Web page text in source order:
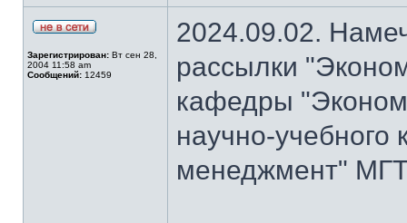
Зарегистрирован: Вт сен 28,
2004 11:58 am
Сообщений: 12459
2024.09.02.
рассылки
кафедры
научно-
менеджмент"